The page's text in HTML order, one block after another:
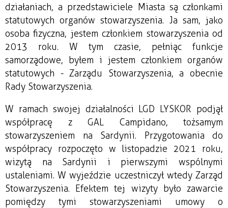
działaniach, a przedstawiciele Miasta są członkami
statutowych organów stowarzyszenia. Ja sam, jako
osoba fizyczna, jestem członkiem stowarzyszenia od
2013 roku. W tym czasie, pełniąc funkcje
samorządowe, byłem i jestem członkiem organów
statutowych - Zarządu Stowarzyszenia, a obecnie
Rady Stowarzyszenia.
W ramach swojej działalności LGD LYSKOR podjął
współpracę z GAL Campidano, tożsamym
stowarzyszeniem na Sardynii. Przygotowania do
współpracy rozpoczęto w listopadzie 2021 roku,
wizytą na Sardynii i pierwszymi wspólnymi
ustaleniami. W wyjeździe uczestniczył wtedy Zarząd
Stowarzyszenia. Efektem tej wizyty było zawarcie
pomiędzy tymi stowarzyszeniami umowy o